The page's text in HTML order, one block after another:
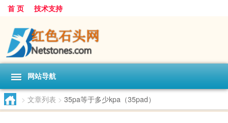
首 页 技术支持
网站导航
> 文章列表 > 35pa等于多少kpa（35pad）